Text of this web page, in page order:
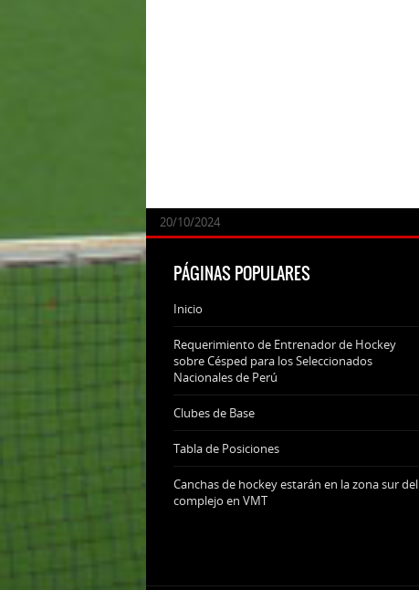
24/09/2025
07/11/2024
20/10/2024
20/10/2024
PÁGINAS POPULARES
Inicio
Requerimiento de Entrenador de Hockey
sobre Césped para los Seleccionados
Nacionales de Perú
Clubes de Base
Tabla de Posiciones
Canchas de hockey estarán en la zona sur del
complejo en VMT